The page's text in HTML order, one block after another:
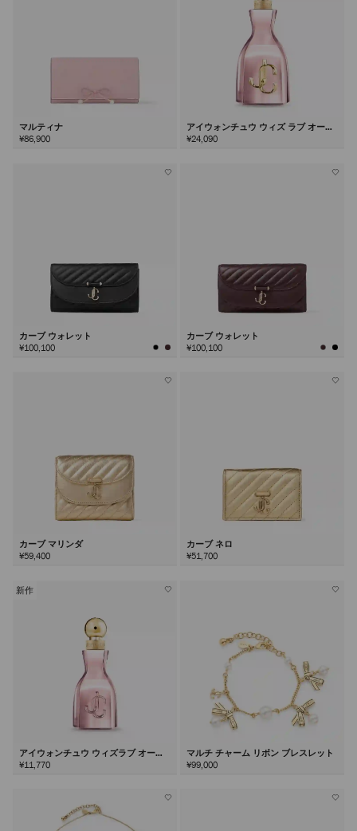
マルティナ
¥86,900
アイウォンチュウ ウィズ ラブ オード
パルファム100ml
¥24,090
カーブ ウォレット
¥100,100
カーブ ウォレット
¥100,100
カーブ マリンダ
¥59,400
カーブ ネロ
¥51,700
新作
アイウォンチュウ ウィズラブ オード
パルファム40ml
¥11,770
マルチ チャーム リボン ブレスレット
¥99,000